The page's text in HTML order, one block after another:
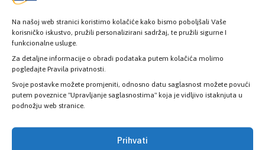
Na našoj web stranici koristimo kolačiće kako bismo poboljšali Vaše
korisničko iskustvo, pružili personalizirani sadržaj, te pružili sigurne I
funkcionalne usluge.
Za detaljne informacije o obradi podataka putem kolačića molimo
pogledajte Pravila privatnosti.
Svoje postavke možete promjeniti, odnosno datu saglasnost možete povući
putem poveznice "Upravljanje saglasnostima" koja je vidljivo istaknjuta u
podnožju web stranice.
Prihvati
Provjerite status vaše elektronske
zdravstvene kartice
PROVJERITE STATUS